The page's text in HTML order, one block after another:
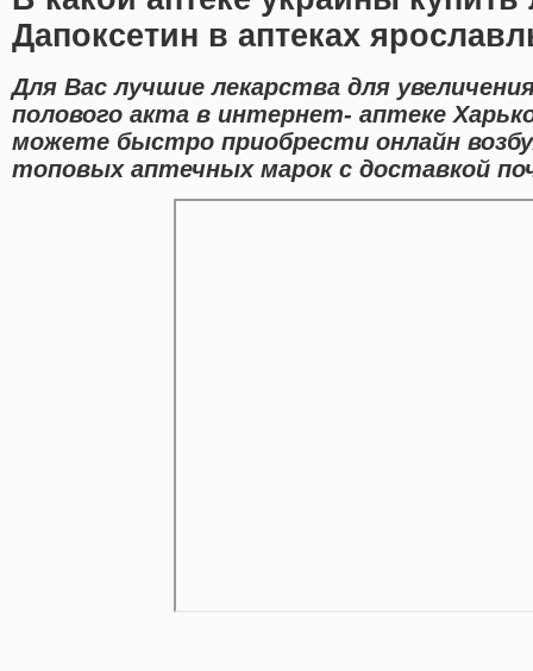
Дапоксетин в аптеках
Для Вас лучшие лекарства для
полового акта в интернет- аптеке
можете быстро приобрести онлайн
топовых аптечных марок с доставкой